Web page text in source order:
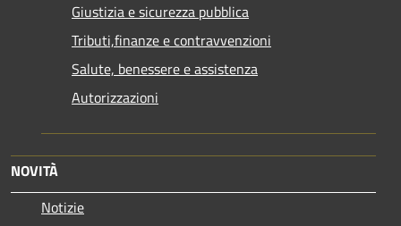
Giustizia e sicurezza pubblica
Tributi,finanze e contravvenzioni
Salute, benessere e assistenza
Autorizzazioni
NOVITÀ
Notizie